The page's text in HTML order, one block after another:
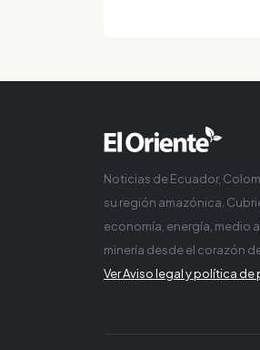
Noticias de Ecuador,
su región amazónica.
economía, energía, medio
minería desde el corazón
Ver Aviso legal y política